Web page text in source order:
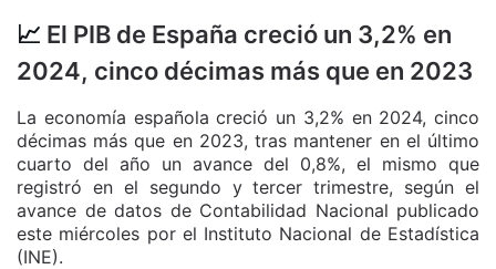
📈 El PIB de España creció un 3,2% en
2024, cinco décimas más que en 2023
La economía española creció un 3,2% en 2024, cinco
décimas más que en 2023, tras mantener en el último
cuarto del año un avance del 0,8%, el mismo que
registró en el segundo y tercer trimestre, según el
avance de datos de Contabilidad Nacional publicado
este miércoles por el Instituto Nacional de Estadística
(INE).